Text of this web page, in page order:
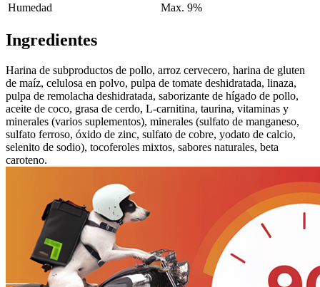
Humedad
Max. 9%
Ingredientes
Harina de subproductos de pollo, arroz cervecero, harina de gluten
de maíz, celulosa en polvo, pulpa de tomate deshidratada, linaza,
pulpa de remolacha deshidratada, saborizante de hígado de pollo,
aceite de coco, grasa de cerdo, L-carnitina, taurina, vitaminas y
minerales (varios suplementos), minerales (sulfato de manganeso,
sulfato ferroso, óxido de zinc, sulfato de cobre, yodato de calcio,
selenito de sodio), tocoferoles mixtos, sabores naturales, beta
caroteno.